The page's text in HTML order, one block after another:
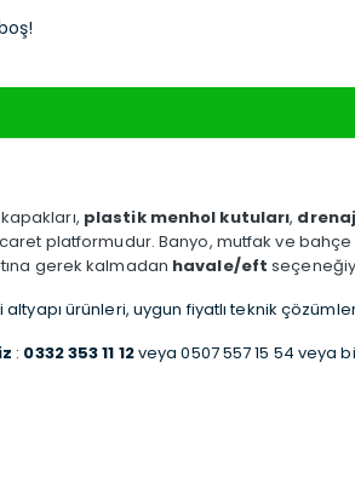
plastik menhol kutuları,
platformudur. Banyo, mutfak ve bahçe
gerek kalmadan havale/eft
altyapı ürünleri, uygun fiyatlı teknik
: 0332 353 11 12veya 0507 557 15 54 veya